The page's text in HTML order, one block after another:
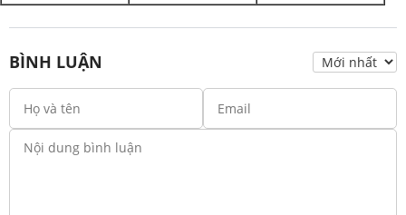
BÌNH LUẬN